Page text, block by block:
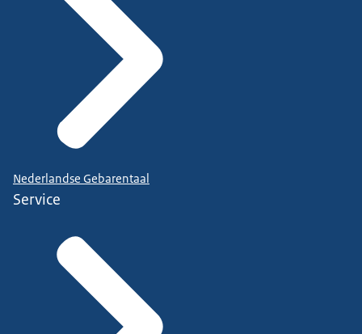
Nederlandse Gebarentaal
Service